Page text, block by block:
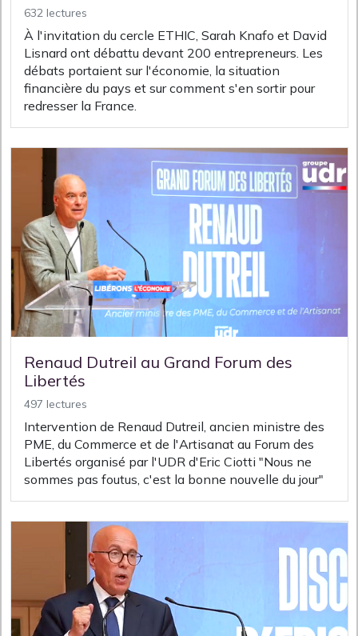
632 lectures
À l'invitation du cercle ETHIC, Sarah Knafo et David
Lisnard ont débattu devant 200 entrepreneurs. Les
débats portaient sur l'économie, la situation
financière du pays et sur comment s'en sortir pour
redresser la France.
Renaud Dutreil au Grand Forum des
Libertés
497 lectures
Intervention de Renaud Dutreil, ancien ministre des
PME, du Commerce et de l'Artisanat au Forum des
Libertés organisé par l'UDR d'Eric Ciotti "Nous ne
sommes pas foutus, c'est la bonne nouvelle du jour"